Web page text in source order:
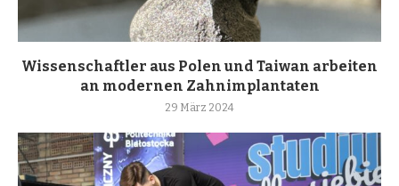
Wissenschaftler aus Polen und Taiwan arbeiten
an modernen Zahnimplantaten
29 März 2024